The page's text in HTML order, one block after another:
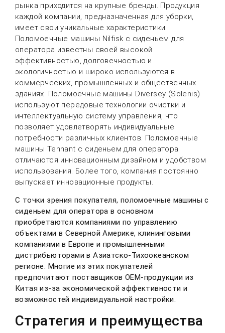
рынка приходится на крупные бренды. Продукция
каждой компании, предназначенная для уборки,
имеет свои уникальные характеристики.
Поломоечные машины Nilfisk с сиденьем для
оператора известны своей высокой
эффективностью, долговечностью и
экологичностью и широко используются в
коммерческих, промышленных и общественных
зданиях. Поломоечные машины Diversey (Solenis)
используют передовые технологии очистки и
интеллектуальную систему управления, что
позволяет удовлетворять индивидуальные
потребности различных клиентов. Поломоечные
машины Tennant с сиденьем для оператора
отличаются инновационным дизайном и удобством
использования. Более того, компания постоянно
выпускает инновационные продукты.
С точки зрения покупателя, поломоечные машины с
сиденьем для оператора в основном
приобретаются компаниями по управлению
объектами в Северной Америке, клининговыми
компаниями в Европе и промышленными
дистрибьюторами в Азиатско-Тихоокеанском
регионе. Многие из этих покупателей
предпочитают поставщиков OEM-продукции из
Китая из-за экономической эффективности и
возможностей индивидуальной настройки.
Стратегия и преимущества